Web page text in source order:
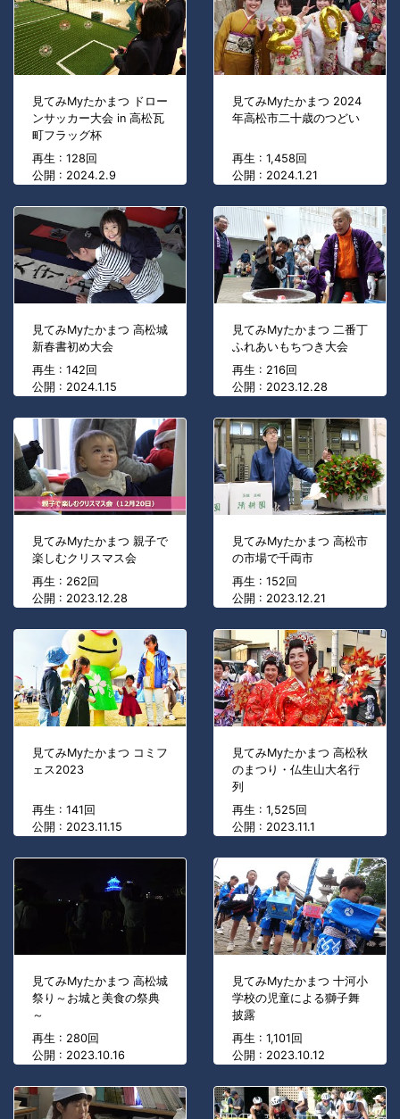
見てみMyたかまつ ドロー
ンサッカー大会 in 高松瓦
町フラッグ杯
再生 : 128回
公開 : 2024.2.9
見てみMyたかまつ 2024
年高松市二十歳のつどい
再生 : 1,458回
公開 : 2024.1.21
見てみMyたかまつ 高松城
新春書初め大会
再生 : 142回
公開 : 2024.1.15
見てみMyたかまつ 二番丁
ふれあいもちつき大会
再生 : 216回
公開 : 2023.12.28
見てみMyたかまつ 親子で
楽しむクリスマス会
再生 : 262回
公開 : 2023.12.28
見てみMyたかまつ 高松市
の市場で千両市
再生 : 152回
公開 : 2023.12.21
見てみMyたかまつ コミフ
ェス2023
再生 : 141回
公開 : 2023.11.15
見てみMyたかまつ 高松秋
のまつり・仏生山大名行
列
再生 : 1,525回
公開 : 2023.11.1
見てみMyたかまつ 高松城
祭り～お城と美食の祭典
～
再生 : 280回
公開 : 2023.10.16
見てみMyたかまつ 十河小
学校の児童による獅子舞
披露
再生 : 1,101回
公開 : 2023.10.12